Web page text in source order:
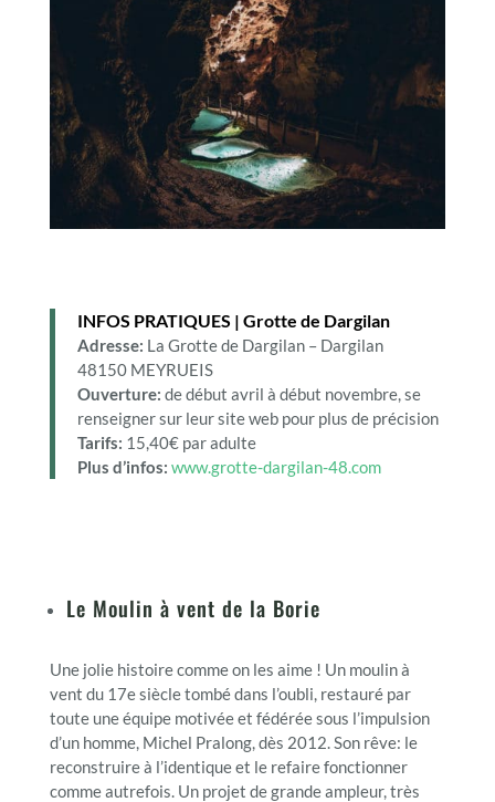
INFOS PRATIQUES | Grotte de Dargilan
Adresse: La Grotte de Dargilan – Dargilan
48150 MEYRUEIS
Ouverture: de début avril à début novembre, se
renseigner sur leur site web pour plus de précision
Tarifs: 15,40€ par adulte
Plus d’infos: www.grotte-dargilan-48.com
Le Moulin à vent de la Borie
Une jolie histoire comme on les aime ! Un moulin à
vent du 17e siècle tombé dans l’oubli, restauré par
toute une équipe motivée et fédérée sous l’impulsion
d’un homme, Michel Pralong, dès 2012. Son rêve: le
reconstruire à l’identique et le refaire fonctionner
comme autrefois. Un projet de grande ampleur, très